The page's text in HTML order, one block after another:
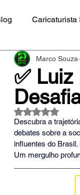
Caricaturista
Perfil de Empresas
✅
Marco Souza
Avaliado
Descubra a
debates sobre a
influentes do
Um mergulho